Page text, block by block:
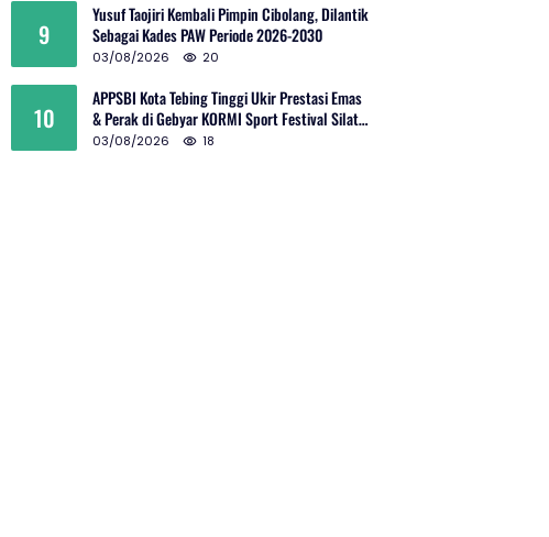
9
Yusuf Taojiri Kembali Pimpin Cibolang, Dilantik
Sebagai Kades PAW Periode 2026-2030
03/08/2026 20
10
APPSBI Kota Tebing Tinggi Ukir Prestasi Emas
& Perak di Gebyar KORMI Sport Festival Silat
Budaya Sumut
03/08/2026 18